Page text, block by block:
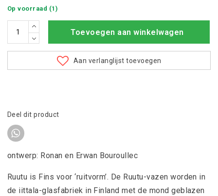
Op voorraad (1)
Toevoegen aan winkelwagen
Aan verlanglijst toevoegen
Deel dit product
ontwerp: Ronan en Erwan Bouroullec
Ruutu is Fins voor ‘ruitvorm’. De Ruutu-vazen worden in
de iittala-glasfabriek in Finland met de mond geblazen